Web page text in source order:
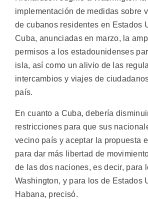
implementación de medidas sobre
de cubanos residentes en Estados
Cuba, anunciadas en marzo, la
permisos a los estadounidenses
isla, así como un alivio de las
intercambios y viajes de
país.
En cuanto a Cuba, debería
restricciones para que sus
vecino país y aceptar la propuesta
para dar más libertad de
de las dos naciones, es decir, para
Washington, y para los de Estados
Habana, precisó.